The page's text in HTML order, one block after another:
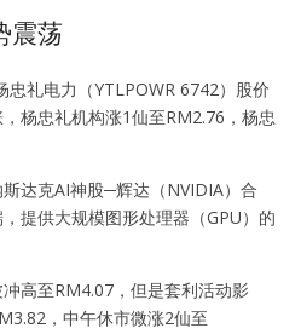
震荡
礼电力（YTLPOWR 6742）股价
杨忠礼机构涨1仙至RM2.76，杨忠
达克AI神股─辉达（NVIDIA）合
提供大规模图形处理器（GPU）的
高至RM4.07，但是套利活动影
，中午休市微涨2仙至